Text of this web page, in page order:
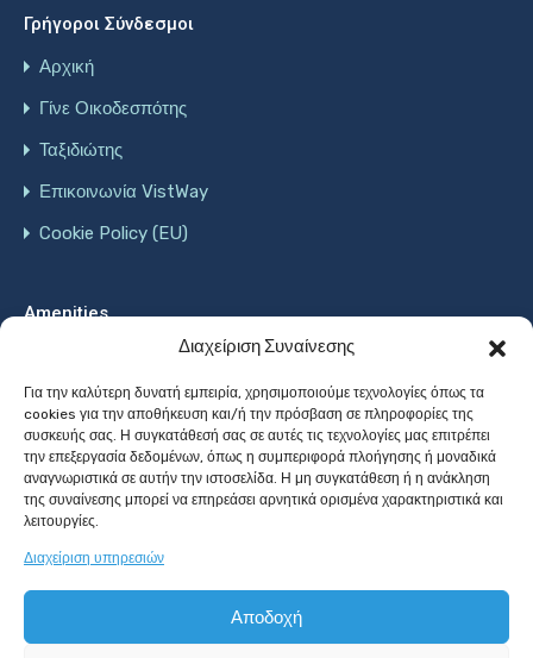
Διαχείριση Συναίνεσης
Για την καλύτερη δυνατή εμπειρία, χρησιμοποιούμε τεχνολογίες όπως τα
cookies για την αποθήκευση και/ή την πρόσβαση σε πληροφορίες της
συσκευής σας. Η συγκατάθεσή σας σε αυτές τις τεχνολογίες μας επιτρέπει
την επεξεργασία δεδομένων, όπως η συμπεριφορά πλοήγησης ή μοναδικά
αναγνωριστικά σε αυτήν την ιστοσελίδα. Η μη συγκατάθεση ή η ανάκληση
της συναίνεσης μπορεί να επηρεάσει αρνητικά ορισμένα χαρακτηριστικά και
λειτουργίες.
Διαχείριση υπηρεσιών
Αποδοχή
Γρήγοροι Σύνδεσμοι
Αρχική
Γίνε Οικοδεσπότης
Ταξιδιώτης
Επικοινωνία VistWay
Cookie Policy (EU)
Amenities
Ζεστό Νερό Ηλ. Σίδερο Θέρμανση Κλιματισμός
Κουζίνα Μηχανή του Καφέ Πισίνα
Πιστολάκι Μαλίων
Φούρνος μικροκυμάτων